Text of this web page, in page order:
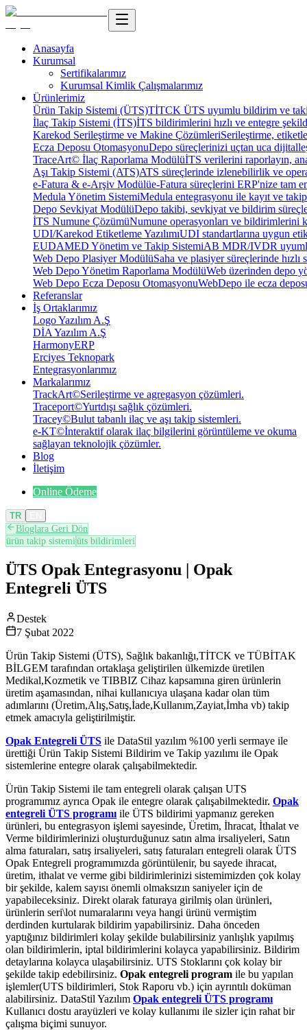
Anasayfa
Kurumsal
Sertifikalarımız
Kurumsal Kimlik Çalışmalarımız
Ürünlerimiz
Ürün Takip Sistemi (ÜTS)TİTCK ÜTS uyumlu bildirim ve
İlaç Takip Sistemi (İTS)İTS bildirimlerini hızlı ve entegre
Karekod Serileştirme ve Makine ÇözümleriSerileştirme,
Ecza Deposu OtomasyonuDepo süreçlerinizi uçtan uca
TraceArt© İlaç Raporlama ModülüİTS verilerini raporlayın,
Aşı Takip Sistemi (ATS)ATS süreçlerinde izlenebilirlik ve
e-Fatura & e-Arşiv Modülüe-Fatura süreçlerini ERP'nize tam
Medula Yönetim SistemiMedula entegrasyonu ile kayıt ve
Depo Sevkiyat ModülüDepo takibi, sevkiyat ve bildirim
İTS Numune ÇözümüNumune operasyonları ve bildirimlerini
UDI/Karekod Etiketleme YazılımıUDI standartlarına uygun
EUDAMED Yönetim ve Takip SistemiAB MDR/IVDR
Web Depo Plasiyer ModülüSaha ve plasiyer süreçlerinde hızlı
Web Depo Yönetim Raporlama ModülüWeb üzerinden depo
Web Depo Ecza Deposu OtomasyonuWebDepo ile ecza
Referanslar
İş Ortaklarımız
Logo Yazılım A.Ş
DİA Yazılım A.Ş
HarmonyERP
Erciyes Teknopark
Entegrasyonlarımız
Markalarımız
TrackArt©Serileştirme ve agregasyon çözümleri.
Traceport©Yurtdışı sağlık çözümleri.
Tracey©Bulut tabanlı ilaç ve aşı takip sistemleri.
e-KT©İnteraktif olarak ilaç bilgilerini görüntüleme ve okuma
sağlayan teknolojik çözümler.
Blog
İletişim
Online Ödeme
TR
Bloglara Geri Dön
ürün takip sistemiüts bildirimleri
ÜTS Opak Entegrasyonu | Opak
Entegreli ÜTS
Destek
7 Şubat 2022
Ürün Takip Sistemi (ÜTS), Sağlık bakanlığı,TİTCK ve TÜBİTAK
BİLGEM tarafından ortaklaşa geliştirilen ülkemizde üretilen
Medikal,Kozmetik ve TIBBIZ Cihaz kapsamına giren ürünlerin
üretim aşamasından, nihai kullanıcıya ulaşana kadar olan tüm
adımlarını (Üretim,Alış,Satış,İade,Kullanım,Zayiat,İmha vb) takip
etmek amacıyla geliştirilmiştir.
Opak Entegreli ÜTS ile DataStil yazılım %100 yerli sermaye ile
ürettiği Ürün Takip Sistemi Bildirim ve Takip yazılımı ile Opak
sistemlerine entegre olarak çalışabilmektedir.
Ürün Takip Sistemi ile tam entegreli olarak çalışan UTS
programımız ayrıca Opak ile entegre olarak çalışabilmektedir. Opak
entegreli ÜTS programı ile ÜTS bildirimi yapmanız gereken
ürünleri, bu entegrasyon işlemi sayesinde, Üretim, İhracat, İthalat ve
Verme bildirimlerinizi oluşturduğunuz satın alma irsaliyeleri, Satın
alma faturaları, satış irsaliyeleri, satış faturaları entegreli olarak ÜTS
Opak Entegreli programımızda görüntülenir, bu sayede ihracat,
üretim, ithalat ve verme gibi bildirimlerinizi sistemimizden çok kolay
bir şekilde, kalem sayısı önemli olmaksızın saniyeler için de
yapabileceksiniz. Direkt olarak faturaya girilmiş olan ürünleri,
ürünlerin seri\lot numaralarını veya hangi ürünü vermiştim
derdinden kurtularak bildirim yapabilirsiniz. Daha önceden
yaptığınız bildirimleri kolay şekilde bulabilirsiniz yanlışlık yapılmış
olan bildirimlerin, iptal bildirimlerini kolayca yapabilirsiniz. Bildirim
detaylarına kolayca ulaşabilirsiniz. UTS Stoklarını çok kolay bir
şekilde takip edebilirsiniz. Opak entegreli program ile bu yapılan
işlemler(UTS bildirimleri, Stok Raporu vb.) için ayrıntılı doküman
alabilirsiniz. DataStil Yazılım Opak entegreli ÜTS programı
Kullanıcı dostu arayüzleri ve kolay kullanımı ile sizler için rahat bir
çalışma biçimi sunuyor.